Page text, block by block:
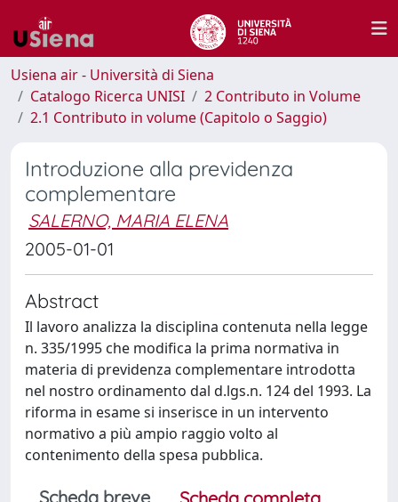
Usiena air - Università di Siena
Catalogo Ricerca UNISI
2 Contributo in Volume
2.1 Contributo in volume (Capitolo o Saggio)
Introduzione alla previdenza
complementare
SALERNO, MARIA ELENA
2005-01-01
Abstract
Il lavoro analizza la disciplina contenuta nella legge
n. 335/1995 che modifica la prima normativa in
materia di previdenza complementare introdotta
nel nostro ordinamento dal d.lgs.n. 124 del 1993. La
riforma in esame si inserisce in un intervento
normativo a più ampio raggio volto al
contenimento della spesa pubblica.
Scheda breve